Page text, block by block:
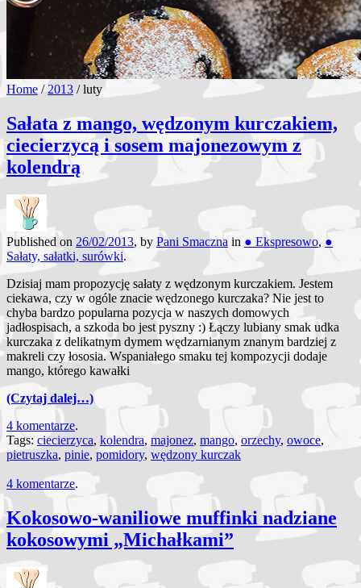
Home /2013 /luty
Sałata z mango, wędzonym kurczakiem,
ciecierzycą i sosem majonezowym z
kolendrą
Published on 26/02/2013, by Pani Smaczna in ● Ekspresowo, ●
Sałaty, sałatki, surówki.
Dzisiaj mam propozycję sałaty z wędzonym kurczakiem. Jestem
ciekawa, czy w ogóle znacie wędzonego kurczaka? Nie jest to
chyba bardzo popularna pozycja w naszych domowych
jadłospisach, a szkoda bo jest pyszny :) Łączy lubiany smak udka
kurczaka z delikatnym dymem wędzarnianym znanym bardziej z
makreli czy łososia. Wspaniałego smaku tej kompozycji dodaje
mango, którego kawałki
(Czytaj dalej…)
4 komentarze.
Tags: ciecierzyca, kolendra, majonez, mango, orzechy, owoce,
pietruszka, pinie, pomidory, wędzony kurczak
4 komentarze.
Kokosowo-waniliowe muffinki nadziane
kokosowymi „Michałkami”